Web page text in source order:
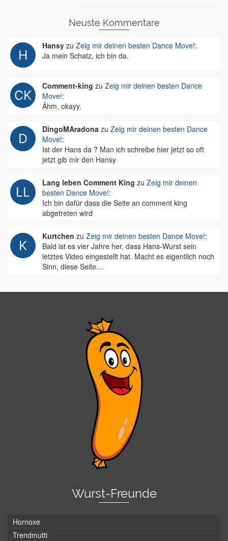
Neuste Kommentare
Hansy zu Zeig mir deinen besten Dance Move!:
Ja mein Schatz, ich bin da.
Comment-king zu Zeig mir deinen besten Dance
Move!:
Ähm, okayy.
DingoMAradona zu Zeig mir deinen besten Dance
Move!:
Ist der Hans da ? Man ich schreibe hier jetzt so oft
jetzt gib mir den Hansy
Lang leben Comment King zu Zeig mir deinen
besten Dance Move!:
Ich bin dafür dass die Seite an comment king
abgetreten wird
Kurtchen zu Zeig mir deinen besten Dance Move!:
Bald ist es vier Jahre her, dass Hans-Wurst sein
letztes Video eingestellt hat. Macht es eigentlich noch
Sinn, diese Seite…
Wurst-Freunde
Hornoxe
Trendmutti